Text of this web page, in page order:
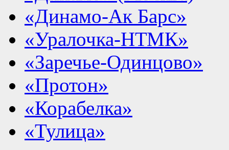
«Динамо-Ак Барс»
«Уралочка-НТМК»
«Заречье-Одинцово»
«Протон»
«Корабелка»
«Тулица»